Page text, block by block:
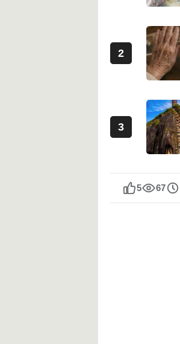
2
3
5 67